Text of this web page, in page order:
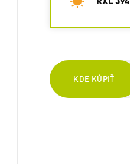
KDE KÚPIŤ